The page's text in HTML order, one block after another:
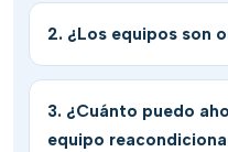
2. ¿Los equipos son
3. ¿Cuánto puedo
equipo